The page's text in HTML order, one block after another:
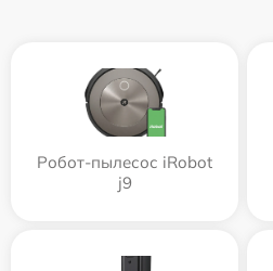
Робот-пылесос iRobot
j9